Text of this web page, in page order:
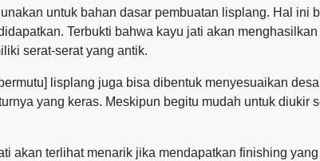
untuk bahan dasar pembuatan lisplang. Hal ini
Terbukti bahwa kayu jati akan
serat-serat yang antik.
lisplang juga bisa dibentuk menyesuaikan
yang keras. Meskipun begitu mudah untuk diukir
akan terlihat menarik jika mendapatkan finishing